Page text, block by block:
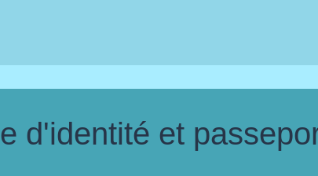
d'identité et